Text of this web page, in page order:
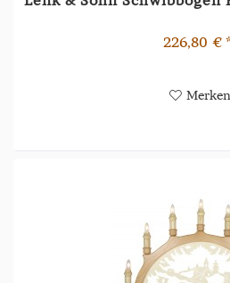
226,80 €
Merken